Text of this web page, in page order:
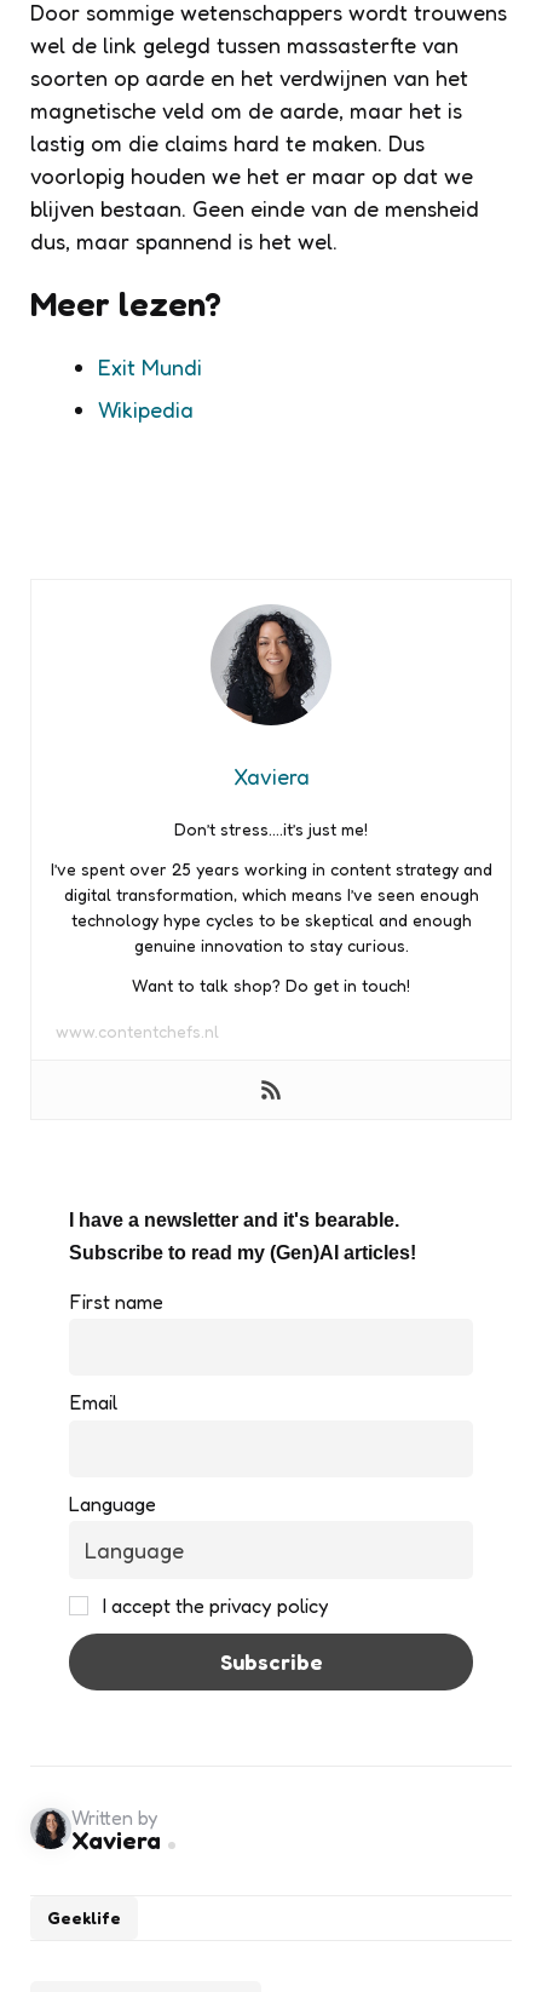
Door sommige wetenschappers wordt trouwens
wel de link gelegd tussen massasterfte van
soorten op aarde en het verdwijnen van het
magnetische veld om de aarde, maar het is
lastig om die claims hard te maken. Dus
voorlopig houden we het er maar op dat we
blijven bestaan. Geen einde van de mensheid
dus, maar spannend is het wel.
Meer lezen?
Exit Mundi
Wikipedia
Xaviera
Don’t stress….it’s just me!
I’ve spent over 25 years working in content strategy and
digital transformation, which means I’ve seen enough
technology hype cycles to be skeptical and enough
genuine innovation to stay curious.
Want to talk shop? Do get in touch!
www.contentchefs.nl
I have a newsletter and it's bearable.
Subscribe to read my (Gen)AI articles!
First name
Email
Language
I accept the privacy policy
Geeklife
Written by
Xaviera